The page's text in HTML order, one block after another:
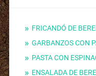
FRICANDÓ DE
GARBANZOS CON
PASTA CON
ENSALADA DE